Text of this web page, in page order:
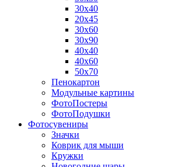
30х40
20х45
30х60
30х90
40х40
40х60
50х70
Пенокартон
Модульные картины
ФотоПостеры
ФотоПодушки
Фотоcувениры
Значки
Коврик для мыши
Кружки